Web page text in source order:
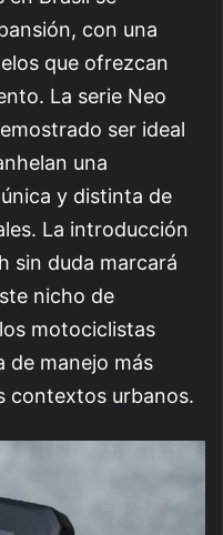
con una
que ofrezcan
La serie Neo
ser ideal
una
y distinta de
La introducción
sin duda marcará
nicho de
motociclistas
de manejo más
contextos urbanos.